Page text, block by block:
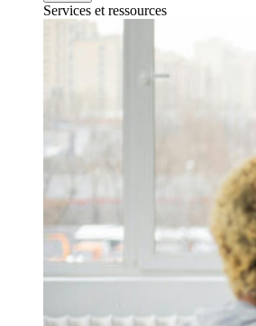
Services et ressources